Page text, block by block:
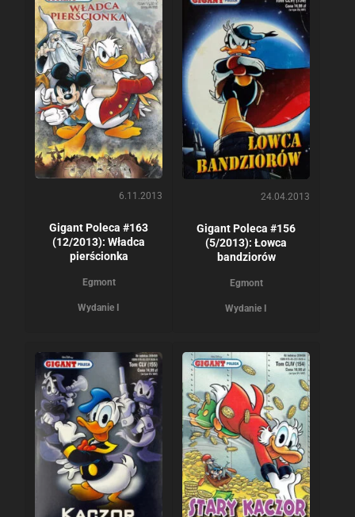
6.11.2013
Gigant Poleca #163
(12/2013): Władca
pierścionka
Egmont
Wydanie I
24.04.2013
Gigant Poleca #156
(5/2013): Łowca
bandziorów
Egmont
Wydanie I